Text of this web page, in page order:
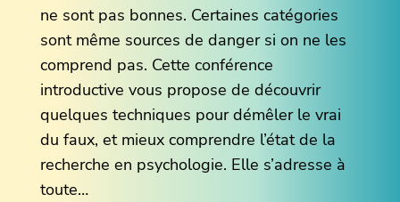
ne sont pas bonnes. Certaines catégories
sont même sources de danger si on ne les
comprend pas. Cette conférence
introductive vous propose de découvrir
quelques techniques pour démêler le vrai
du faux, et mieux comprendre l’état de la
recherche en psychologie. Elle s’adresse à
toute…